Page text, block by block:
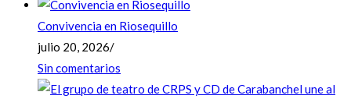
Convivencia en Riosequillo
julio 20, 2026/
Sin comentarios